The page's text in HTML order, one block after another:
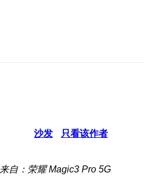
沙发 只看该作者
来自：荣耀 Magic3 Pro 5G